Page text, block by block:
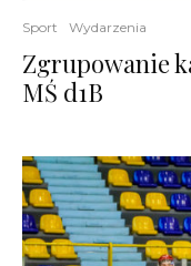
Sport Wydarzenia
Zgrupowanie
MŚ d1B